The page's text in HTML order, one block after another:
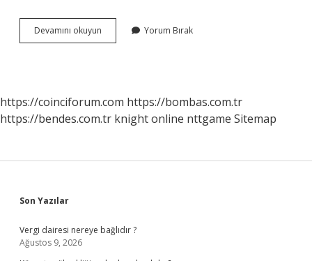
Devamını okuyun Afacanlar
Kampı
Yorum Bırak
https://coinciforum.com https://bombas.com.tr
https://bendes.com.tr knight online nttgame Sitemap
Sidebar
Son Yazılar
Vergi dairesi nereye bağlıdır ?
Ağustos 9, 2026